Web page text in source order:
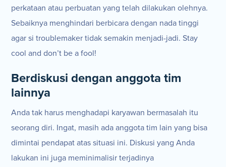
perkataan atau perbuatan yang telah dilakukan olehnya.
Sebaiknya menghindari berbicara dengan nada tinggi
agar si troublemaker tidak semakin menjadi-jadi. Stay
cool and don’t be a fool!
Berdiskusi dengan anggota tim
lainnya
Anda tak harus menghadapi karyawan bermasalah itu
seorang diri. Ingat, masih ada anggota tim lain yang bisa
dimintai pendapat atas situasi ini. Diskusi yang Anda
lakukan ini juga meminimalisir terjadinya